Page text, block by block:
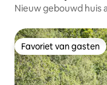
Nieuw gebouwd huis
Favoriet van gasten
Favoriet van gasten